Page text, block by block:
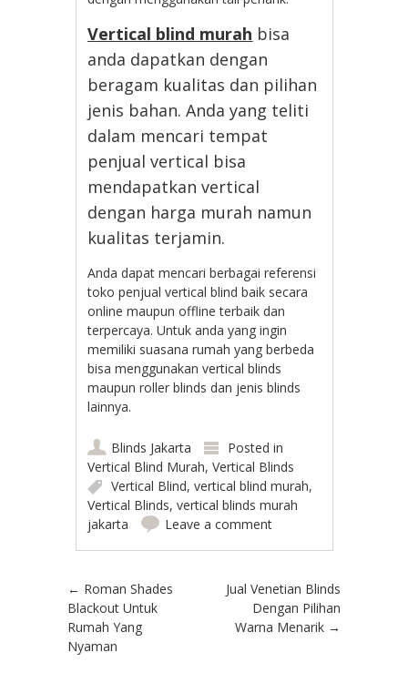
Vertical blind murah bisa
anda dapatkan dengan
beragam kualitas dan pilihan
jenis bahan. Anda yang teliti
dalam mencari tempat
penjual vertical bisa
mendapatkan vertical
dengan harga murah namun
kualitas terjamin.
Anda dapat mencari berbagai referensi
toko penjual vertical blind baik secara
online maupun offline terbaik dan
terpercaya. Untuk anda yang ingin
memiliki suasana rumah yang berbeda
bisa menggunakan vertical blinds
maupun roller blinds dan jenis blinds
lainnya.
Blinds Jakarta
Posted in
Vertical Blind Murah,Vertical Blinds
Vertical Blind,vertical blind murah,
Vertical Blinds,vertical blinds murah
jakarta
Leave a comment
Post navigation
← Roman Shades
Blackout Untuk
Rumah Yang
Nyaman
Jual Venetian Blinds
Dengan Pilihan
Warna Menarik →